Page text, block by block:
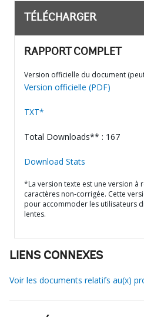
TÉLÉCHARGER
RAPPORT COMPLET
Version officielle du document
Version officielle (PDF)
TXT*
Total Downloads** : 167
Download Stats
*La version texte est une version à
caractères non-corrigée. Cette
pour accommoder les utilisateurs
lentes.
LIENS CONNEXES
Voir les documents relatifs au(x)